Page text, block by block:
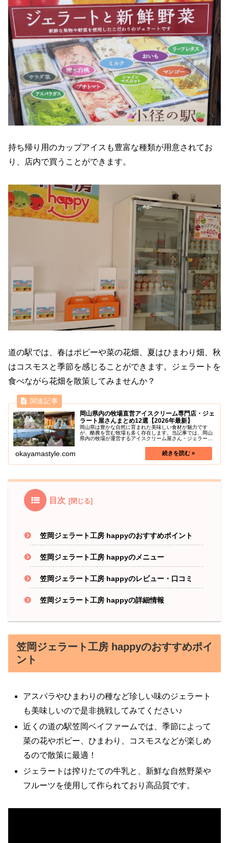
持ち帰り用のカップアイスも豊富な種類が用意されてお
り、店内で買うことができます。
道の駅では、春はポピーや菜の花畑、夏はひまわり畑、秋
はコスモスと季節を感じることができます。ジェラートを
食べながら花畑を散策してみませんか？
岡山県内の牧場直営アイスクリーム専門店・ジェ
ラート屋さんまとめ12選【2026年最新】
岡山県は豊かな自然に育まれた美味しい食材が魅力です
が、酪農を営む牧場も多く存在します。当記事では、岡山
県内の牧場が運営するアイスクリーム屋さん・ジェラート
絶品ジェラートやアイスクリームを楽...
okayamastyle.com
目次
笠岡ジェラート工房 happyのおすすめポイント
笠岡ジェラート工房 happyのメニュー
笠岡ジェラート工房 happyのレビュー・口コミ
笠岡ジェラート工房 happyの詳細情報
笠岡ジェラート工房 happyのおすすめポイ
ント
アスパラやひまわりの種など珍しい味のジェラート
も美味しいので是非挑戦してみてください♪
近くの道の駅笠岡ベイファームでは、季節によって
菜の花やポピー、ひまわり、コスモスなどが楽しめ
るので散策に最適！
ジェラートは搾りたての牛乳と、新鮮な自然野菜や
フルーツを使用して作られており高品質です。